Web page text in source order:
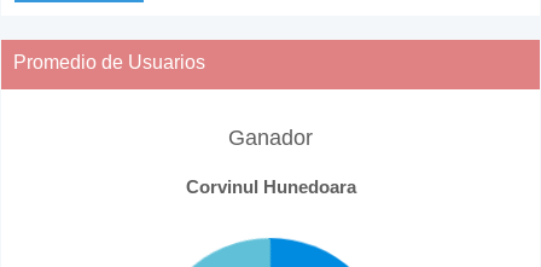
Promedio de Usuarios
Ganador
Corvinul Hunedoara